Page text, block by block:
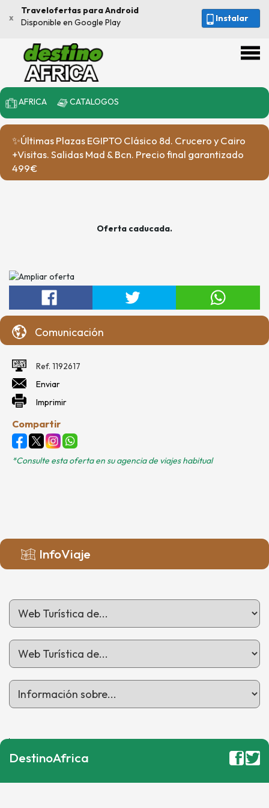
Instalar
x
Travelofertas para Android
Disponible en Google Play
AFRICA CATALOGOS
✨Últimas Plazas EGIPTO Clásico 8d. Crucero y Cairo
+Visitas. Salidas Mad & Bcn. Precio final garantizado
499€
Oferta caducada.
Comunicación
Ref. 1192617
Enviar
Imprimir
Compartir
*Consulte esta oferta en su agencia de viajes habitual
InfoViaje
DestinoAfrica